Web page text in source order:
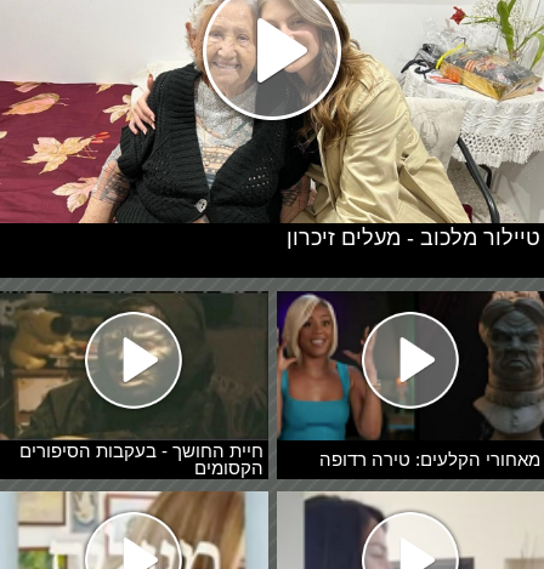
מאחורי הקלעים: טירה רדופה
חיית החושך - בעקבות הסיפורים
הקסומים
טיילור מלכוב - מעלים זיכרון